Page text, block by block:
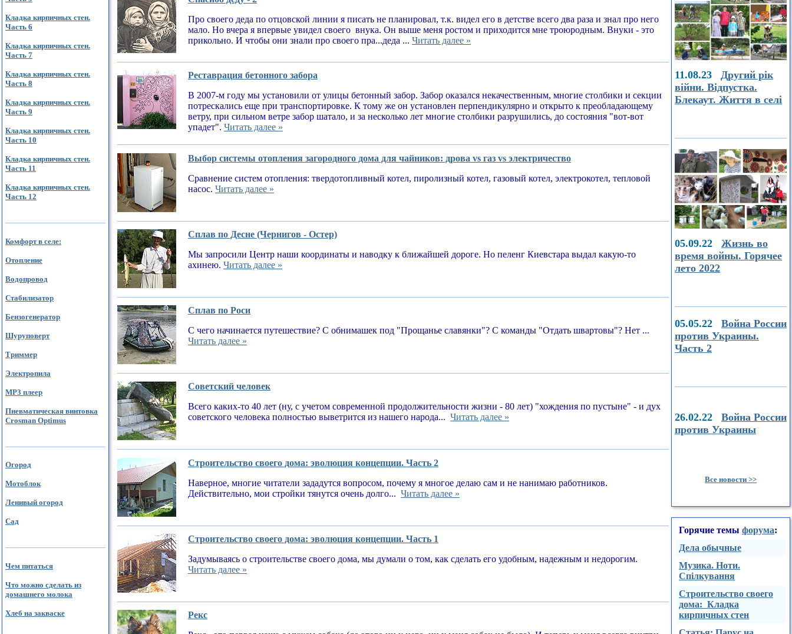
Кладка кирпичных стен.
Часть 6
Кладка кирпичных стен.
Часть 7
Кладка кирпичных стен.
Часть 8
Кладка кирпичных стен.
Часть 9
Кладка кирпичных стен.
Часть 10
Кладка кирпичных стен.
Часть 11
Кладка кирпичных стен.
Часть 12
Комфорт в селе:
Отопление
Водопровод
Стабилизатор
Бензогенератор
Шуруповерт
Триммер
Электропила
MP3 плеер
Пневматическая винтовка
Crosman Optimus
Огород
Мотоблок
Ленивый огород
Сад
Чем питаться
Что можно сделать из
домашнего молока
Хлеб на закваске
Про своего деда по отцовской линии я писать не планировал, т.к. видел его в детстве всего два раза и знал про него
мало. Но вчера я впервые увидел своего внука. Он выше меня ростом и приходится мне троюродным. Внуки - это
прикольно. И чтобы они знали про своего пра...деда ... Читать далее »
Реставрация бетонного забора
В 2007-м году мы установили от улицы бетонный забор. Забор оказался некачественным, многие столбики и секции
потрескались еще при транспортировке. К тому же он установлен перпендикулярно и открыто к преобладающему
ветру, при сильном ветре забор шатало, и за несколько лет многие столбики разрушились, до состояния "вот-вот
упадет". Читать далее »
Выбор системы отопления загородного дома для чайников: дрова vs газ vs электричество
Сравнение систем отопления: твердотопливный котел, пиролизный котел, газовый котел, электрокотел, тепловой
насос. Читать далее »
Сплав по Десне (Чернигов - Остер)
Мы запросили Центр наши координаты и наводку к ближайшей дороге. Но пеленг Киевстара выдал какую-то
ахинею. Читать далее »
Сплав по Роси
С чего начинается путешествие? С обнимашек под "Прощанье славянки"? С команды "Отдать швартовы"? Нет ...
Читать далее »
Советский человек
Всего каких-то 40 лет (ну, с учетом современной продолжительности жизни - 80 лет) "хождения по пустыне" - и дух
советского человека полностью выветрится из нашего народа... Читать далее »
Строительство своего дома: эволюция концепции. Часть 2
Наверное, многие читатели зададутся вопросом, почему я многое делаю сам и не нанимаю работников.
Действительно, мои стройки тянутся очень долго... Читать далее »
Строительство своего дома: эволюция концепции. Часть 1
Задумываясь о строительстве своего дома, мы думали о том, как сделать его удобным, надежным и недорогим.
Читать далее »
Рекс
11.08.23 Другий рік
війни. Відпустка.
Блекаут. Життя в селі
05.09.22 Жизнь во
время войны. Горячее
лето 2022
05.05.22 Война России
против Украины.
Часть 2
26.02.22 Война России
против Украины
Все новости >>
Горячие темы форума:
Дела обычные
Музика. Ноти.
Спілкування
Строительство своего
дома: Кладка
кирпичных стен